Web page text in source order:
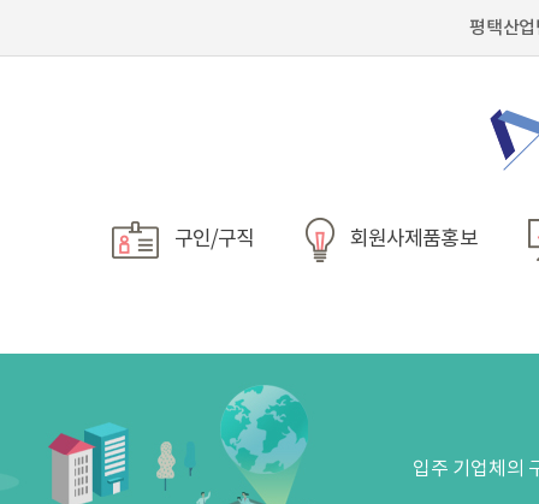
평택산
구인/구직 회원사제품홍보
입주 기업체의